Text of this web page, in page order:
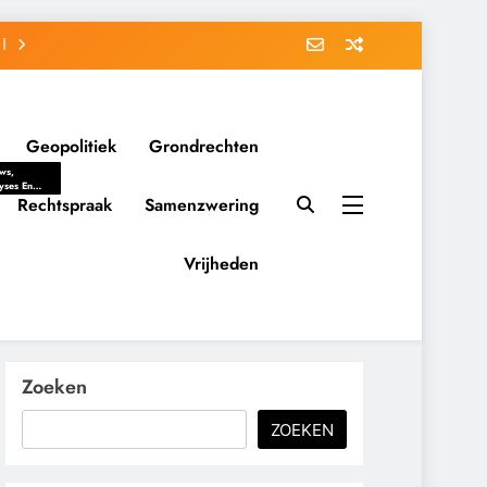
Geopolitiek Grondrechten
En
Politieke
Belangen
Op
Rechtspraak Samenzwering
Vrijheden
Zoeken
ZOEKEN